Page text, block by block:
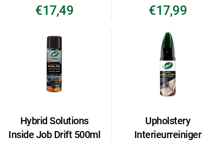
€17,49 €17,99
Hybrid Solutions
Inside Job Drift 500ml
Upholstery
Interieurreiniger